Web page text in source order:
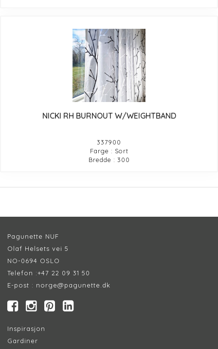
NICKI RH BURNOUT W/WEIGHTBAND
337900
Farge : Sort
Bredde : 300
Pagunette NUF
Olaf Helsets vei 5
NO-0694 OSLO
Telefon :+47 22 09 31 50
E-post : norge@pagunette.dk
Inspirasjon
Gardiner